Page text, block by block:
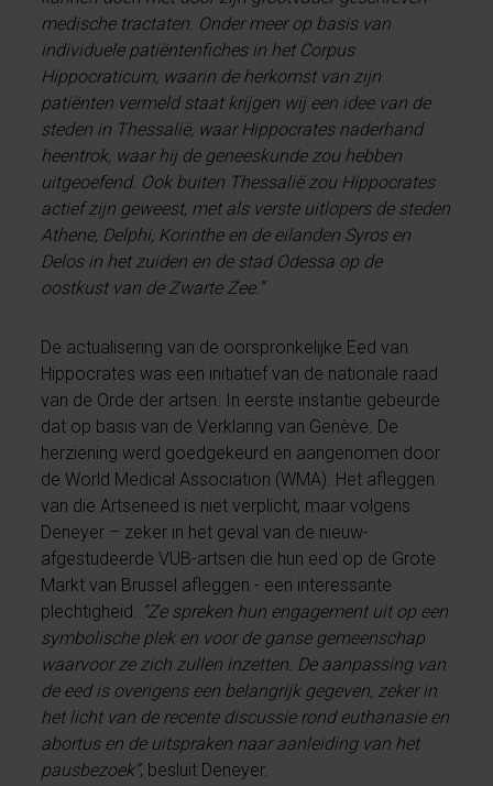
medische tractaten. Onder meer op basis van
individuele patiëntenfiches in het Corpus
Hippocraticum, waarin de herkomst van zijn
patiënten vermeld staat krijgen wij een idee van de
steden in Thessalië, waar Hippocrates naderhand
heentrok, waar hij de geneeskunde zou hebben
uitgeoefend. Ook buiten Thessalië zou Hippocrates
actief zijn geweest, met als verste uitlopers de steden
Athene, Delphi, Korinthe en de eilanden Syros en
Delos in het zuiden en de stad Odessa op de
oostkust van de Zwarte Zee.”
De actualisering van de oorspronkelijke Eed van
Hippocrates was een initiatief van de nationale raad
van de Orde der artsen. In eerste instantie gebeurde
dat op basis van de Verklaring van Genève. De
herziening werd goedgekeurd en aangenomen door
de World Medical Association (WMA). Het afleggen
van die Artseneed is niet verplicht, maar volgens
Deneyer – zeker in het geval van de nieuw-
afgestudeerde VUB-artsen die hun eed op de Grote
Markt van Brussel afleggen - een interessante
plechtigheid.
“Ze spreken hun engagement uit op een
symbolische plek en voor de ganse gemeenschap
waarvoor ze zich zullen inzetten. De aanpassing van
de eed is overigens een belangrijk gegeven, zeker in
het licht van de recente discussie rond euthanasie en
abortus en de uitspraken naar aanleiding van het
pausbezoek”, besluit Deneyer.